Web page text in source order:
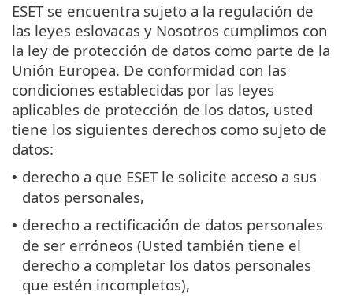
ESET se encuentra sujeto a la regulación de
las leyes eslovacas y Nosotros cumplimos con
la ley de protección de datos como parte de la
Unión Europea. De conformidad con las
condiciones establecidas por las leyes
aplicables de protección de los datos, usted
tiene los siguientes derechos como sujeto de
datos:
• derecho a que ESET le solicite acceso a sus
datos personales,
• derecho a rectificación de datos personales
de ser erróneos (Usted también tiene el
derecho a completar los datos personales
que estén incompletos),